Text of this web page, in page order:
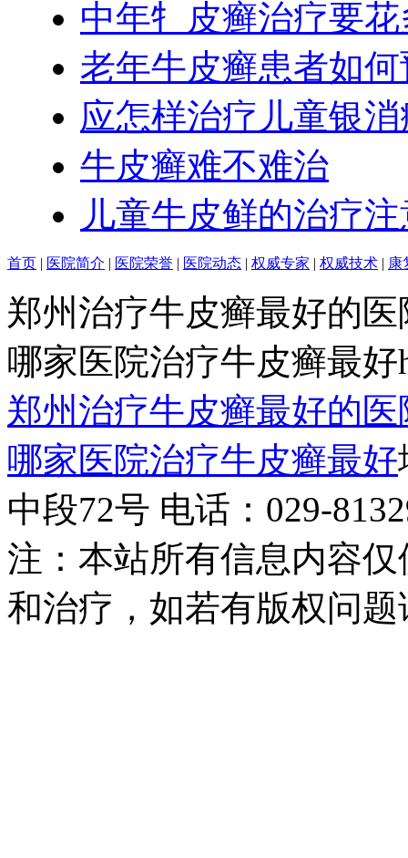
中年牜皮癣治疗要
老年牛皮癣患者如
应怎样治疗儿童银
牛皮癣难不难治
儿童牛皮鲜的治疗
首页 | 医院简介 | 医院荣誉 | 医院动态 | 权威专家 | 权威技术 | 康
郑州治疗牛皮癣最好的
哪家医院治疗牛皮癣最好
郑州治疗牛皮癣最好的
哪家医院治疗牛皮癣最好
中段72号 电话：029-
注：本站所有信息内容
和治疗，如若有版权问